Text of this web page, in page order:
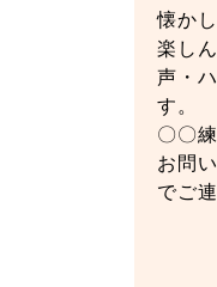
懐か
楽し
声・
す。
〇〇
お問
でご